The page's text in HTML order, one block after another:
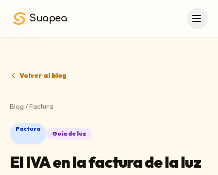
Suapea
Volver al blog
Blog /Factura
Factura
Guía de luz
El IVA en la factura de la luz